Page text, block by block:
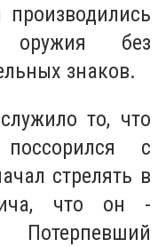
оружия без
знаков.
то, что
с
стрелять в
что он -